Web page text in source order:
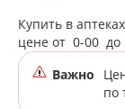
Купить в
цене от 0-00 до
Важно
по